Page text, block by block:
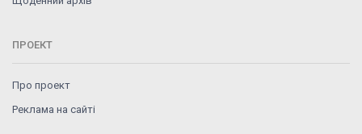
ПРОЕКТ
Про проект
Реклама на сайті